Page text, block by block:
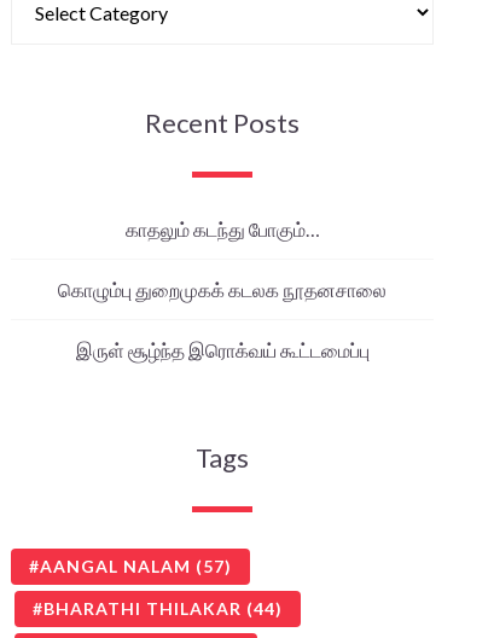
Recent Posts
காதலும் கடந்து போகும்…
கொழும்பு துறைமுகக் கடலக நூதனசாலை
இருள் சூழ்ந்த இரொக்வய் கூட்டமைப்பு
Tags
AANGAL NALAM (57)
BHARATHI THILAKAR (44)